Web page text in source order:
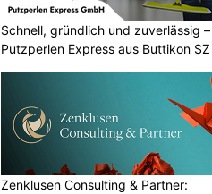
Schnell, gründlich und zuverlässig –
Putzperlen Express aus Buttikon SZ
Zenklusen Consulting & Partner: